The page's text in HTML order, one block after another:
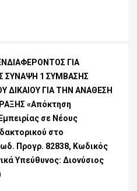
ΓΙΑ
ΣΥΝΑΨΗ 1 ΣΥΜΒΑΣΗΣ
ΔΙΚΑΙΟΥ ΓΙΑ ΤΗΝ ΑΝΑΘΕΣΗ
«Απόκτηση
σε Νέους
στο
Προγρ. 82838, Κωδικός
Υπεύθυνος: Διονύσιος